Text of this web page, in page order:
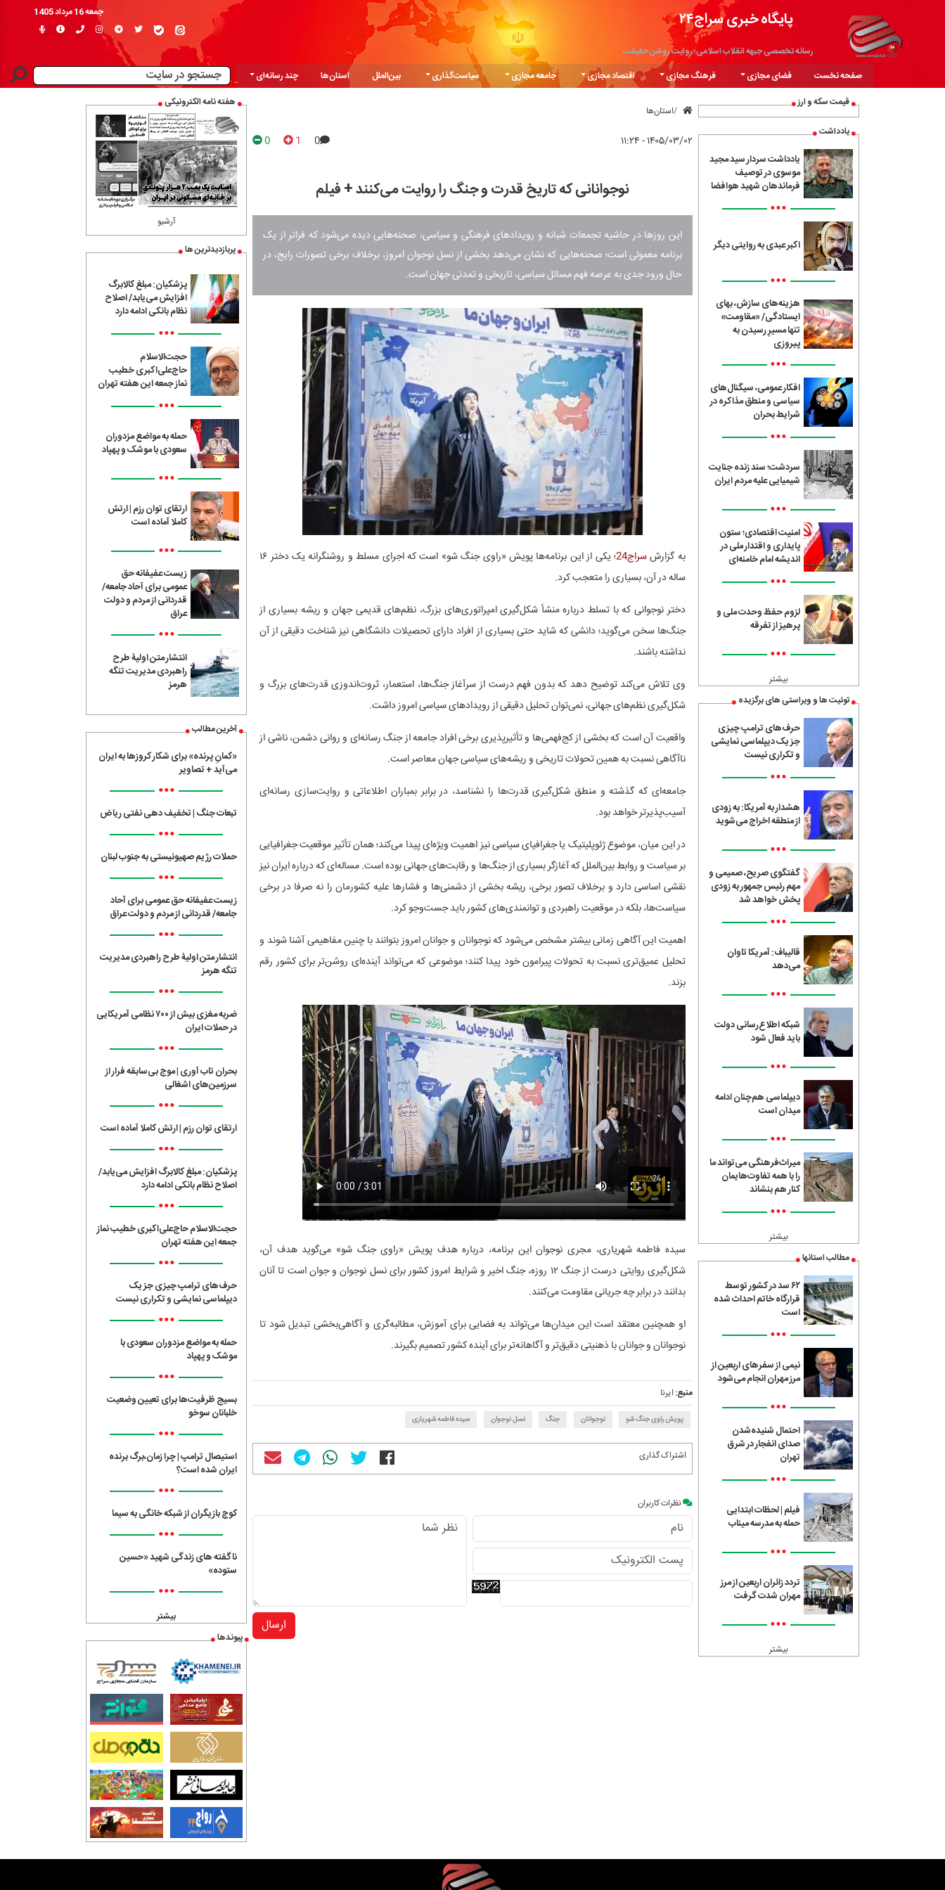
پایگاه خبری سراج۲۴
رسانه تخصصی جبهه انقلاب اسلامی؛ روایت روشن حقیقت
جمعه 16 مرداد 1405
صفحه نخست فضای مجازی فرهنگ مجازی اقتصاد مجازی جامعه مجازی سیاست‌گذاری بین‌الملل استان‌ها
چند رسانه‌ای
قیمت سکه و ارز
یادداشت
یادداشت سردار سید مجید
موسوی در توصیف
فرماندهان شهید هوافضا
•••
اکبر عبدی به روایتی دیگر
•••
هزینه‌های سازش، بهای
ایستادگی/ «مقاومت»
تنها مسیرِ رسیدن به
پیروزی
•••
افکار عمومی، سیگنال‌های
سیاسی و منطق مذاکره در
شرایط بحران
•••
سردشت؛ سند زنده جنایت
شیمیایی علیه مردم ایران
•••
امنیت اقتصادی؛ ستون
پایداری و اقتدار ملی در
اندیشه امام خامنه‌ای
•••
لزوم حفظ وحدت ملی و
پرهیز از تفرقه
•••
بیشتر
توئیت ها و ویراستی های برگزیده
حرف‌های ترامپ چیزی
جز یک دیپلماسی نمایشی
و تکراری نیست
•••
هشدار به آمریکا: به زودی
از منطقه اخراج می‌شوید
•••
گفتگوی صریح، صمیمی و
مهم رئیس جمهور به زودی
پخش خواهد شد
•••
قالیباف: آمریکا تاوان
می‌دهد
•••
شبکه اطلاع‌رسانی دولت
باید فعال شود
•••
دیپلماسی هم‌چنان ادامه
میدان است
•••
میراث‌فرهنگی می‌تواند ما
را با همه تفاوت‌هایمان
کنار هم بنشاند
•••
بیشتر
مطالب استانها
۶۲ سد در کشور توسط
قرارگاه خاتم احداث شده
است
•••
نیمی از سفرهای اربعین از
مرز مهران انجام می‌شود
•••
احتمال شنیده‌شدن
صدای انفجار در شرق
تهران
•••
فیلم | لحظات ابتدایی
حمله به مدرسه میناب
•••
تردد زائران اربعین از مرز
مهران شدت گرفت
•••
بیشتر
استان‌ها
۱۴۰۵/۰۳/۰۲ - ۱۱:۲۴ 0
1
0
نوجوانانی که تاریخ قدرت و جنگ را روایت می‌کنند + فیلم
این روزها در حاشیه تجمعات شبانه و رویدادهای فرهنگی و سیاسی، صحنه‌هایی دیده می‌شود که فراتر از یک
برنامه معمولی است؛ صحنه‌هایی که نشان می‌دهد بخشی از نسل نوجوان امروز، برخلاف برخی تصورات رایج، در
حال ورود جدی به عرصه فهم مسائل سیاسی، تاریخی و تمدنی جهان است.
به گزارشسراج24
؛ یکی از این برنامه‌ها پویش «راوی جنگ شو» است که اجرای مسلط و روشنگرانه یک دختر ۱۶
ساله در آن، بسیاری را متعجب کرد.
دختر نوجوانی که با تسلط درباره منشأ شکل‌گیری امپراتوری‌های بزرگ، نظم‌های قدیمی جهان و ریشه بسیاری از
جنگ‌ها سخن می‌گوید؛ دانشی که شاید حتی بسیاری از افراد دارای تحصیلات دانشگاهی نیز شناخت دقیقی از آن
نداشته باشند.
وی تلاش می‌کند توضیح دهد که بدون فهم درست از سرآغاز جنگ‌ها، استعمار، ثروت‌اندوزی قدرت‌های بزرگ و
شکل‌گیری نظم‌های جهانی، نمی‌توان تحلیل دقیقی از رویدادهای سیاسی امروز داشت.
واقعیت آن است که بخشی از کج‌فهمی‌ها و تأثیرپذیری برخی افراد جامعه از جنگ رسانه‌ای و روانی دشمن، ناشی از
ناآگاهی نسبت به همین تحولات تاریخی و ریشه‌های سیاسی جهان معاصر است.
جامعه‌ای که گذشته و منطق شکل‌گیری قدرت‌ها را نشناسد، در برابر بمباران اطلاعاتی و روایت‌سازی رسانه‌ای
آسیب‌پذیرتر خواهد بود.
در این میان، موضوع ژئوپلیتیک یا جغرافیای سیاسی نیز اهمیت ویژه‌ای پیدا می‌کند؛ همان تأثیر موقعیت جغرافیایی
بر سیاست و روابط بین‌الملل که آغازگر بسیاری از جنگ‌ها و رقابت‌های جهانی بوده است. مساله‌ای که درباره ایران نیز
نقشی اساسی دارد و برخلاف تصور برخی، ریشه بخشی از دشمنی‌ها و فشارها علیه کشورمان را نه صرفا در برخی
سیاست‌ها، بلکه در موقعیت راهبردی و توانمندی‌های کشور باید جست‌وجو کرد.
اهمیت این آگاهی زمانی بیشتر مشخص می‌شود که نوجوانان و جوانان امروز بتوانند با چنین مفاهیمی آشنا شوند و
تحلیل عمیق‌تری نسبت به تحولات پیرامون خود پیدا کنند؛ موضوعی که می‌تواند آینده‌ای روشن‌تر برای کشور رقم
بزند.
سیده فاطمه شهریاری، مجری نوجوان این برنامه، درباره هدف پویش «راوی جنگ شو» می‌گوید هدف آن،
شکل‌گیری روایتی درست از جنگ ۱۲ روزه، جنگ اخیر و شرایط امروز کشور برای نسل نوجوان و جوان است تا آنان
بدانند در برابر چه جریانی مقاومت می‌کنند.
او همچنین معتقد است این میدان‌ها می‌تواند به فضایی برای آموزش، مطالبه‌گری و آگاهی‌بخشی تبدیل شود تا
نوجوانان و جوانان با ذهنیتی دقیق‌تر و آگاهانه‌تر برای آینده کشور تصمیم بگیرند.
منبع:ایرنا
پویش راوی جنگ شو نوجوانان جنگ نسل نوجوان سیده فاطمه شهریاری
اشتراک گذاری
نظرات کاربران
ارسال
هفته نامه الکترونیکی
آرشیو
پربازدیدترین ها
پزشکیان: مبلغ کالابرگ
افزایش می‌یابد/ اصلاح
نظام بانکی ادامه دارد
•••
حجت‌الاسلام
حاج‌علی‌اکبری خطیب
نماز جمعه این هفته تهران
•••
حمله به مواضع مزدوران
سعودی با موشک و پهپاد
•••
ارتقای توان رزم | ارتش
کاملا آماده است
•••
زیست عفیفانه حق
عمومی برای آحاد جامعه/
قدردانی از مردم و دولت
عراق
•••
انتشار متن اولیۀ طرح
راهبردی مدیریت تنگه
هرمز
آخرین مطالب
«کمانِ پرنده» برای شکار کروزها به ایران
می‌آید + تصاویر
•••
تبعات جنگ | تخفیف دهی نفتی ریاض
•••
حملات رژیم صهیونیستی به جنوب لبنان
•••
زیست عفیفانه حق عمومی برای آحاد
جامعه/ قدردانی از مردم و دولت عراق
•••
انتشار متن اولیۀ طرح راهبردی مدیریت
تنگه هرمز
•••
ضربه مغزی بیش از ۷۰۰ نظامی آمریکایی
در حملات ایران
•••
بحران تاب آوری | موج بی‌سابقه فرار از
سرزمین‌های اشغالی
•••
ارتقای توان رزم | ارتش کاملا آماده است
•••
پزشکیان: مبلغ کالابرگ افزایش می‌یابد/
اصلاح نظام بانکی ادامه دارد
•••
حجت‌الاسلام حاج‌علی‌اکبری خطیب نماز
جمعه این هفته تهران
•••
حرف‌های ترامپ چیزی جز یک
دیپلماسی نمایشی و تکراری نیست
•••
حمله به مواضع مزدوران سعودی با
موشک و پهپاد
•••
بسیج ظرفیت‌ها برای تعیین وضعیت
خلبانان سوخو
•••
استیصال ترامپ | چرا زمان،برگ برنده
ایران شده است؟
•••
کوچ بازیگران از شبکه خانگی به سیما
•••
ناگفته های زندگی شهید «حسین
ستوده»
•••
بیشتر
پیوندها